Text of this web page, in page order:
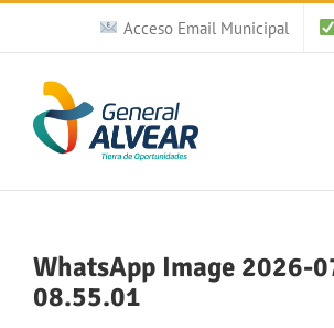
Saltar
contenido
Acceso Email Municipal
WhatsApp Image 2026-
08.55.01